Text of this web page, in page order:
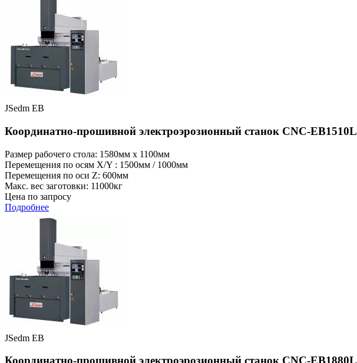
JSedm EB
Координатно-прошивной электроэрозионный станок CNC-EB1510L
Размер рабочего стола: 1580мм x 1100мм
Перемещения по осям X/Y : 1500мм / 1000мм
Перемещения по оси Z: 600мм
Макс. вес заготовки: 11000кг
Цена по запросу
Подробнее
JSedm EB